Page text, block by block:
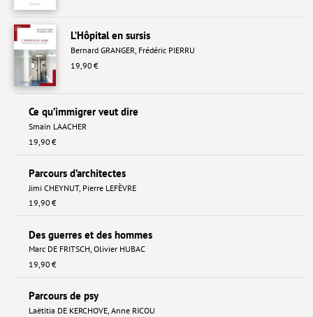
L’Hôpital en sursis
Bernard GRANGER Frédéric PIERRU
19,90 €
Ce qu’immigrer veut dire
Smaïn LAACHER
19,90 €
Parcours d’architectes
Jimi CHEYNUT, Pierre LEFÈVRE
19,90 €
Des guerres et des hommes
Marc DE FRITSCH, Olivier HUBAC
19,90 €
Parcours de psy
Laëtitia DE KERCHOVE, Anne RICOU